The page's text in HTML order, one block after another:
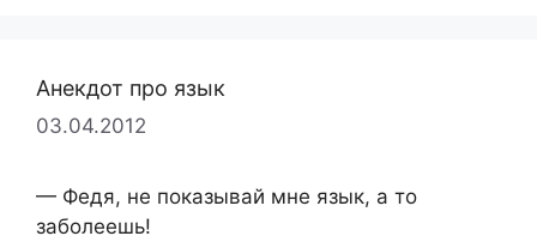
Анекдот про язык
03.04.2012
— Федя, не показывай мне язык, а то
заболеешь!